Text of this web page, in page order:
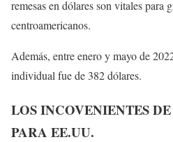
remesas en dólares son vitales para
centroamericanos.
Además, entre enero y mayo de
individual fue de 382 dólares.
LOS INCOVENIENTES
PARA EE.UU.